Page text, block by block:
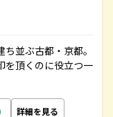
並ぶ古都・京都。
を頂くのに役立つ一
詳細を見る